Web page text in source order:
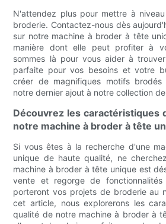
N'attendez plus pour mettre à
broderie. Contactez-nous dès
sur notre machine à broder à tête
manière dont elle peut profiter à
sommes là pour vous aider à
parfaite pour vos besoins et votre
créer de magnifiques motifs brodés
notre dernier ajout à notre collection
Découvrez les caractéristiques
notre machine à broder à tête
Si vous êtes à la recherche d'une
unique de haute qualité, ne
machine à broder à tête unique est
vente et regorge de
porteront vos projets de broderie au
cet article, nous explorerons les
qualité de notre machine à broder à